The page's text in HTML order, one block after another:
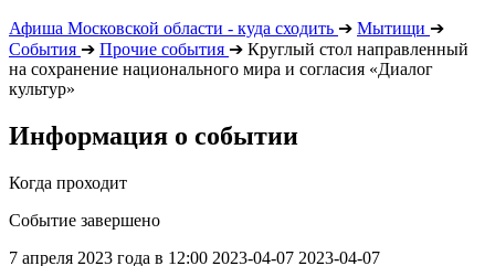
Афиша Московской области - куда сходить ➔ Мытищи ➔
События ➔ Прочие события ➔ Круглый стол направленный
на сохранение национального мира и согласия «Диалог
культур»
Информация о событии
Когда проходит
Событие завершено
7 апреля 2023 года в 12:00 2023-04-07 2023-04-07